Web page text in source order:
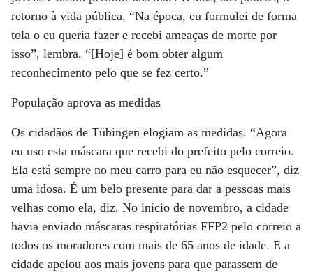
retorno à vida pública. “Na época, eu formulei de forma
tola o eu queria fazer e recebi ameaças de morte por
isso”, lembra. “[Hoje] é bom obter algum
reconhecimento pelo que se fez certo.”
População aprova as medidas
Os cidadãos de Tübingen elogiam as medidas. “Agora
eu uso esta máscara que recebi do prefeito pelo correio.
Ela está sempre no meu carro para eu não esquecer”, diz
uma idosa. É um belo presente para dar a pessoas mais
velhas como ela, diz. No início de novembro, a cidade
havia enviado máscaras respiratórias FFP2 pelo correio a
todos os moradores com mais de 65 anos de idade. E a
cidade apelou aos mais jovens para que parassem de